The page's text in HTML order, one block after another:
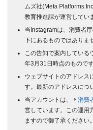
ムズ社(Meta
教育推進課が運営してい
当Instagramは、消費者
下にあるものではありま
この告知で案内している
年3月31日時点のものです
ウェブサイトのアドレス
す。最新のアドレスにつ
当アカウントは、
消費
営しています。この運用
ますので御了承ください。